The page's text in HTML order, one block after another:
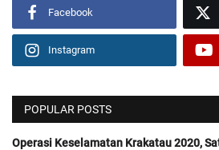
Facebook
Instagram
POPULAR POSTS
Operasi Keselamatan Krakatau 2020,